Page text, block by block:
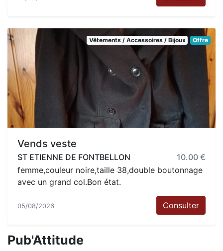
Vêtements / Accessoires / Bijoux Offre
Vends veste
ST ETIENNE DE FONTBELLON
10.00 €
femme,couleur noire,taille 38,double boutonnage
avec un grand col.Bon état.
05/08/2026 Consulter
Pub'Attitude